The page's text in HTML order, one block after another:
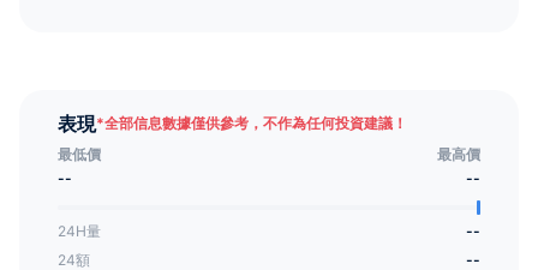
其目标是成为永恒的情感贡献者，为社会带来更多的价
值和益处。
表現*全部信息數據僅供參考，不作為任何投資建議！
最低價
最高價
--
--
24H量
--
24額
--